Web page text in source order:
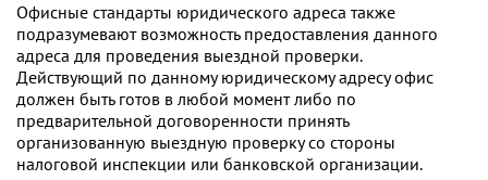
Офисные стандарты юридического адреса также
подразумевают возможность предоставления данного
адреса для проведения выездной проверки.
Действующий по данному юридическому адресу офис
должен быть готов в любой момент либо по
предварительной договоренности принять
организованную выездную проверку со стороны
налоговой инспекции или банковской организации.